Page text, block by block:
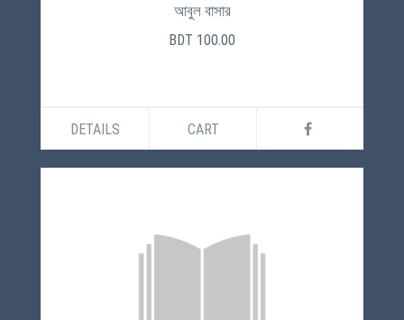
আবুল বাসার
BDT 100.00
DETAILS CART